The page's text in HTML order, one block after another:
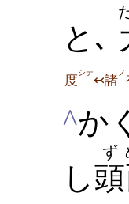
と､
度シテ↢諸ノ
^か
し頭
ず